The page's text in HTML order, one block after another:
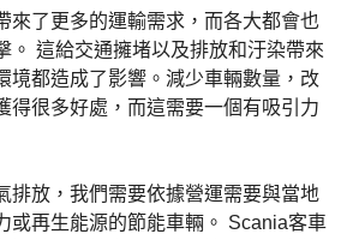
來了更多的運輸需求，而各大都會也
。 這給交通擁堵以及排放和汙染帶來
境都造成了影響。 減少車輛數量，改
得很多好處，而這需要一個有吸引力
排放，我們需要依據營運需要與當地
或再生能源的節能車輛。 Scania客車